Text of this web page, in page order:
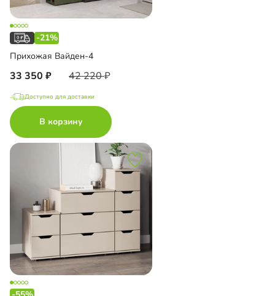
-21%
Прихожая Вайден-4
33 350 42 220
Доступно для доставки
В корзину